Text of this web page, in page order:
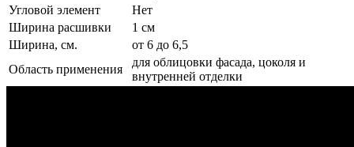
Угловой элемент
Нет
Ширина расшивки
1 см
Ширина, см.
от 6 до 6,5
Область применения
для облицовки фасада, цоколя и
внутренней отделки